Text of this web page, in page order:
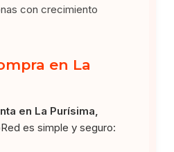
con crecimiento
en La
en La Purísima,
es simple y seguro: